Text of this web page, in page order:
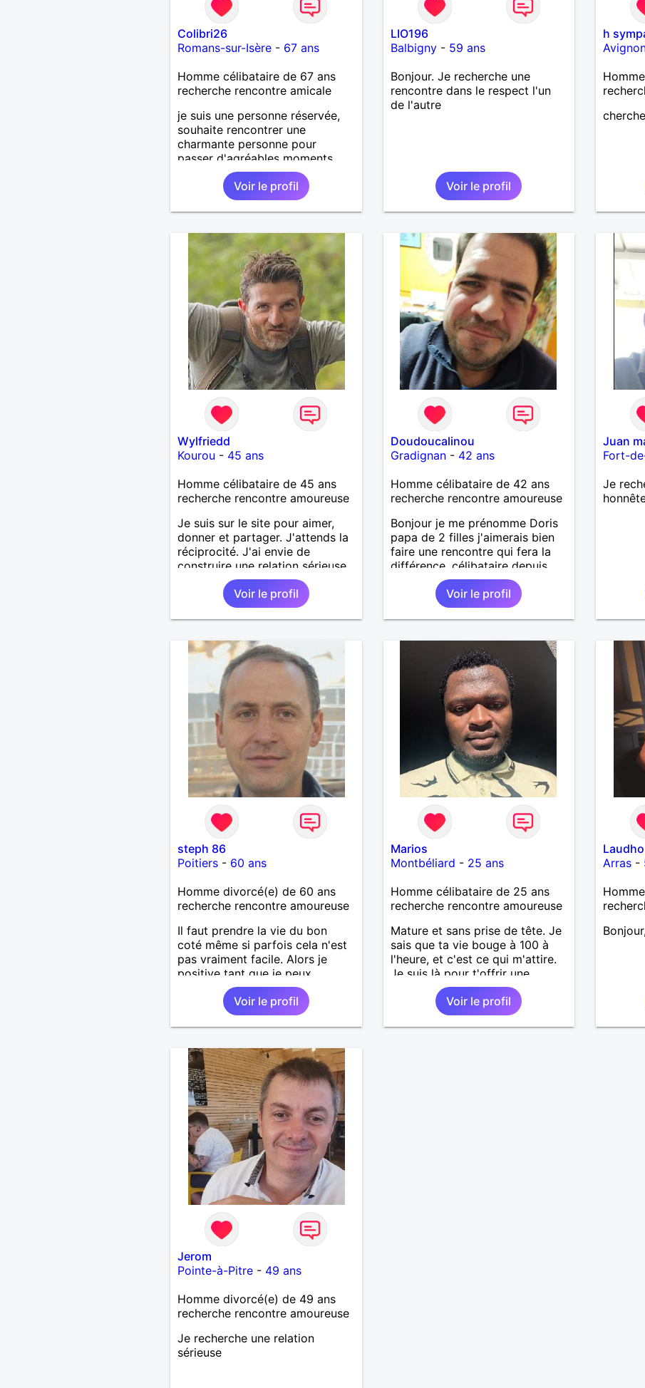
Colibri26
Romans-sur-Isère- 67 ans
Homme célibataire de 67 ans
recherche rencontre amicale
je suis une personne réservée,
souhaite rencontrer une
charmante personne pour
passer d'agréables moments.
Voir le profil
LIO196
Balbigny- 59 ans
Bonjour. Je recherche une
rencontre dans le respect l'un
de l'autre
Voir le profil
h
Wylfriedd
Kourou - 45 ans
Homme célibataire de 45 ans
recherche rencontre amoureuse
Je suis sur le site pour aimer,
donner et partager. J'attends la
réciprocité. J'ai envie de
construire une relation sérieuse
et durable et de fonder une
famille. Je répondrais à chacune
Voir le profil
Doudoucalinou
Gradignan- 42 ans
Homme célibataire de 42 ans
recherche rencontre amoureuse
Bonjour je me prénomme Doris
papa de 2 filles j'aimerais bien
faire une rencontre qui fera la
différence, célibataire depuis
trop longtemps lol! Pour plus
d'infos sur moi discutons on
verra bien
Voir le profil
Juan
Fort-
Je
steph 86
Poitiers- 60 ans
Homme divorcé(e) de 60 ans
recherche rencontre amoureuse
Il faut prendre la vie du bon
coté même si parfois cela n'est
pas vraiment facile. Alors je
positive tant que je peux
Voir le profil
Marios
Montbéliard - 25 ans
Homme célibataire de 25 ans
recherche rencontre amoureuse
Mature et sans prise de tête. Je
sais que ta vie bouge à 100 à
l'heure, et c'est ce qui m'attire.
Je suis là pour t'offrir une
pause, des rires et un moment
rien qu'à toi. Prête pour une
rencontre authentique ?
Voir le profil
Laudho
Arras -
Jerom
Pointe-à-Pitre- 49 ans
Homme divorcé(e) de 49 ans
recherche rencontre amoureuse
Je recherche une relation
sérieuse